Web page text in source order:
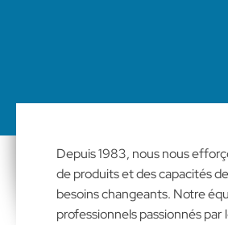
Depuis 1983, nous nous
de produits et des capacités
besoins changeants. Notre
professionnels passionnés